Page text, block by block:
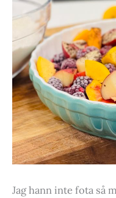
Jag hann inte fota så